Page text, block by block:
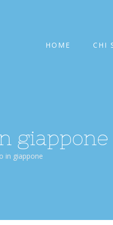
HOME CHI
giappone
in giappone